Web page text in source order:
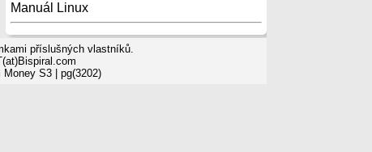
Manuál Linux
příslušných vlastníků.
Money S3| pg(3202)